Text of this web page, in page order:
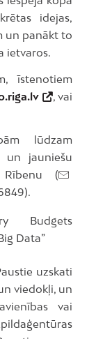
idejas,
un panākt to
ietvaros.
īstenotiem
, vai
lūdzam
un jauniešu
Rībenu (
Budgets
Data”
uzskati
viedokļi, un
vai